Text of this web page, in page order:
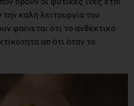
καλή λειτουργία του
φαίνεται ότι το ανθεκτικό
απ ότι όταν το